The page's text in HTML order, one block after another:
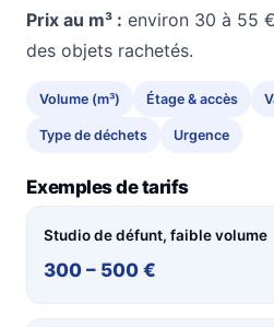
Prix au m³ : environ 30 à 55
des objets rachetés.
Volume (m³) Étage & accès
Type de déchets Urgence
Exemples de tarifs
Studio de défunt, faible volume
300 – 500 €